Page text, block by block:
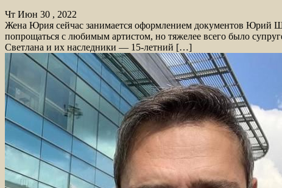
Чт Июн 30 , 2022
Жена Юрия сейчас занимается оформлением документов Юрий
попрощаться с любимым артистом, но тяжелее всего было
Светлана и их наследники — 15-летний […]